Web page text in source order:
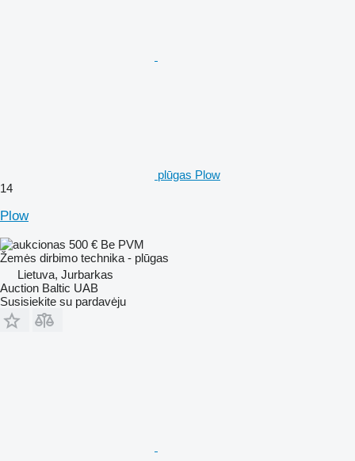
plūgas Plow
14
Plow
500 € Be PVM
Žemės dirbimo technika - plūgas
Lietuva, Jurbarkas
Auction Baltic UAB
Susisiekite su pardavėju